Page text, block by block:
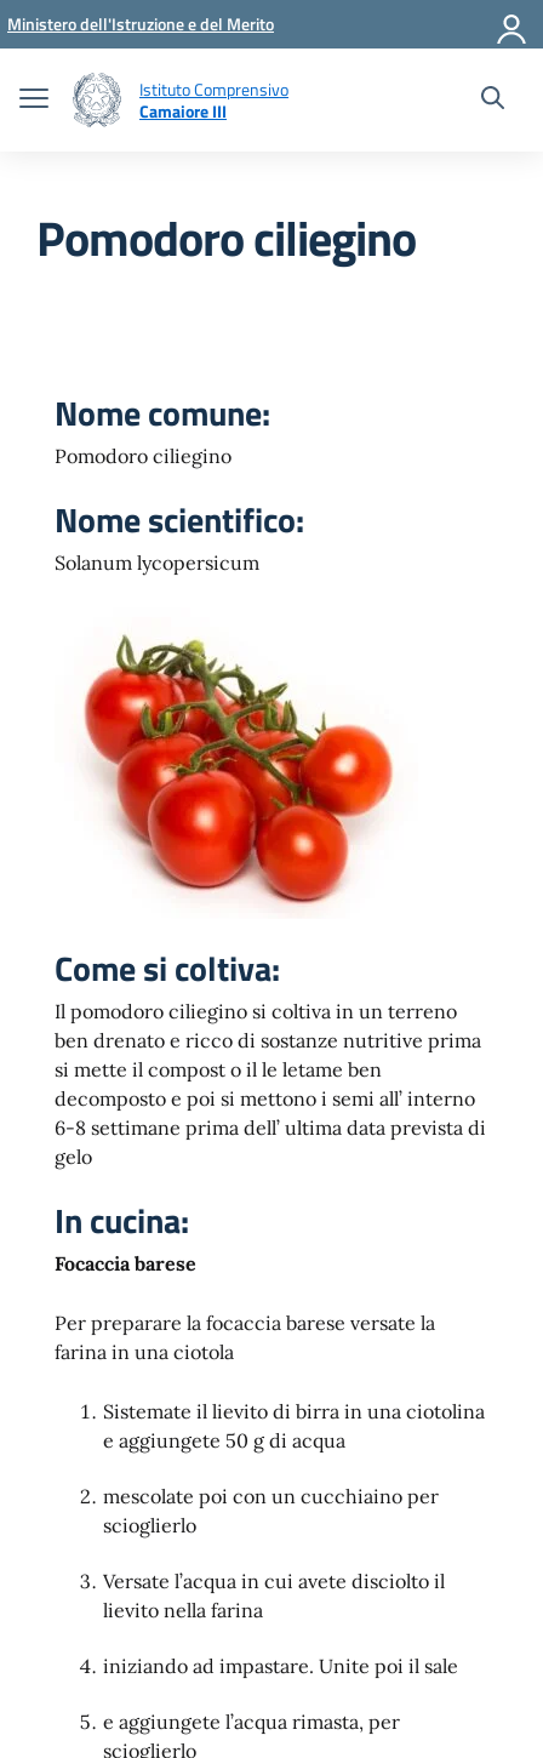
Vai ai contenuti
Vai al menu di navigazione
Vai al footer
Ministero dell'Istruzione e del Merito
Istituto Comprensivo
Camaiore III
Pomodoro ciliegino
Nome comune:
Pomodoro ciliegino
Nome scientifico:
Solanum lycopersicum
Come si coltiva:
Il pomodoro ciliegino si coltiva in un terreno
ben drenato e ricco di sostanze nutritive prima
si mette il compost o il le letame ben
decomposto e poi si mettono i semi all’ interno
6-8 settimane prima dell’ ultima data prevista di
gelo
In cucina:
Focaccia barese
Per preparare la focaccia barese versate la
farina in una ciotola
Sistemate il lievito di birra in una ciotolina
e aggiungete 50 g di acqua
mescolate poi con un cucchiaino per
scioglierlo
Versate l’acqua in cui avete disciolto il
lievito nella farina
iniziando ad impastare. Unite poi il sale
e aggiungete l’acqua rimasta, per
scioglierlo